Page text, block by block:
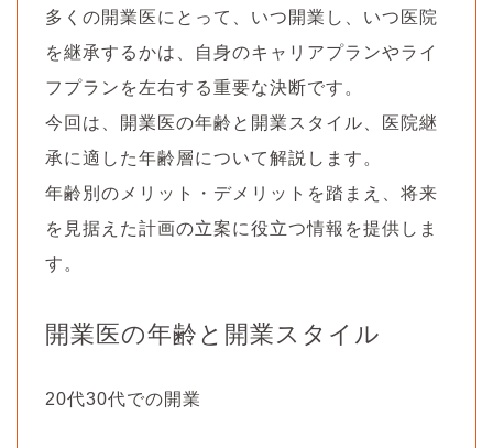
多くの開業医にとって、いつ開業し、いつ医院
を継承するかは、自身のキャリアプランやライ
フプランを左右する重要な決断です。
今回は、開業医の年齢と開業スタイル、医院継
承に適した年齢層について解説します。
年齢別のメリット・デメリットを踏まえ、将来
を見据えた計画の立案に役立つ情報を提供しま
す。
開業医の年齢と開業スタイル
20代30代での開業